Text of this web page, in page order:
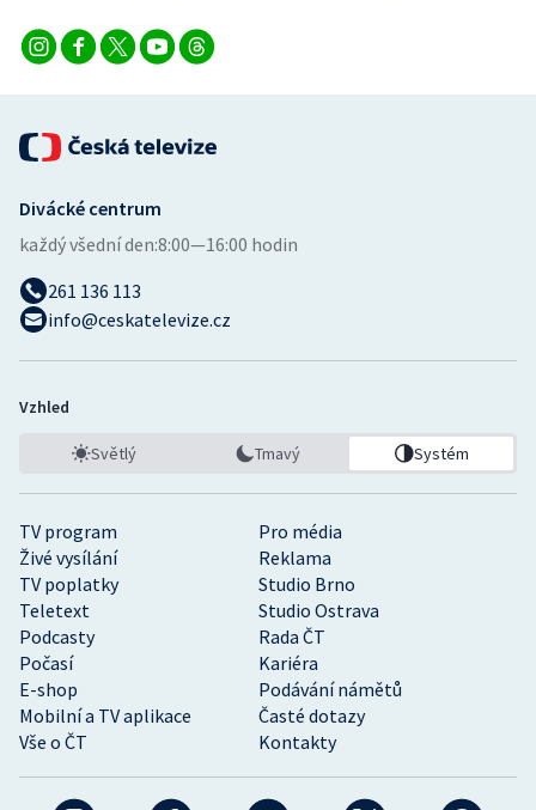
TV program
Pro média
Živé vysílání
Reklama
TV poplatky
Studio Brno
Teletext
Studio Ostrava
Podcasty
Rada ČT
Počasí
Kariéra
E-shop
Podávání námětů
Mobilní a TV aplikace
Časté dotazy
Vše o ČT
Kontakty
Divácké centrum
každý všední den:8:00—16:00 hodin
261 136 113
info@ceskatelevize.cz
Vzhled
Světlý Tmavý Systém